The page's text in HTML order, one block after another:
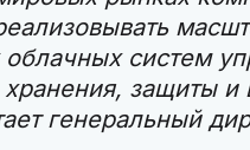
систем
защиты и
генеральный